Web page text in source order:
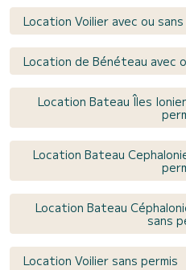
Location Voilier avec ou
Location de Bénéteau avec
Location Bateau Îles
Location Bateau
Location Bateau
sans
Location Voilier sans permis